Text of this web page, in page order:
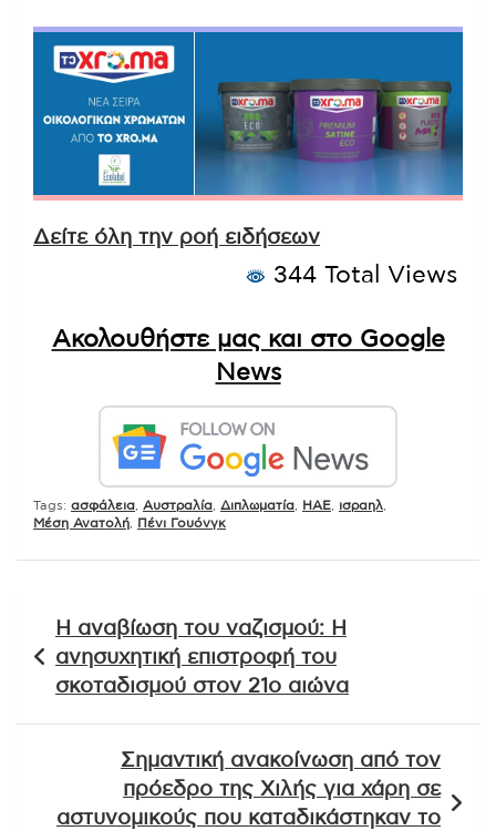
Δείτε όλη την ροή ειδήσεων
344 Total Views
Ακολουθήστε μας και στο Google
News
Tags: ασφάλεια Αυστραλία Διπλωματία ΗΑΕ ισραηλ
Μέση Ανατολή
Πένι Γουόνγκ
άρθρων
Η αναβίωση του ναζισμού: Η
ανησυχητική επιστροφή του
σκοταδισμού στον 21ο αιώνα
Σημαντική ανακοίνωση από τον
πρόεδρο της Χιλής για χάρη σε
αστυνομικούς που καταδικάστηκαν το